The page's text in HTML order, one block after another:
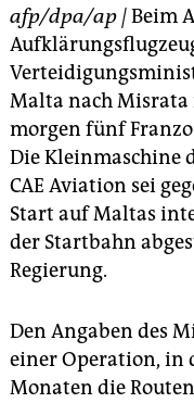
shop
fragen & hilfe
unterstützen
abo
genossenschaft
epaper login
afp/dpa/ap |Beim
Malta nach
morgen fünf
Die Kleinmaschine
CAE Aviation sei
Start auf Maltas
der Startbahn
Regierung.
Den Angaben des
einer Operation, in
Monaten die